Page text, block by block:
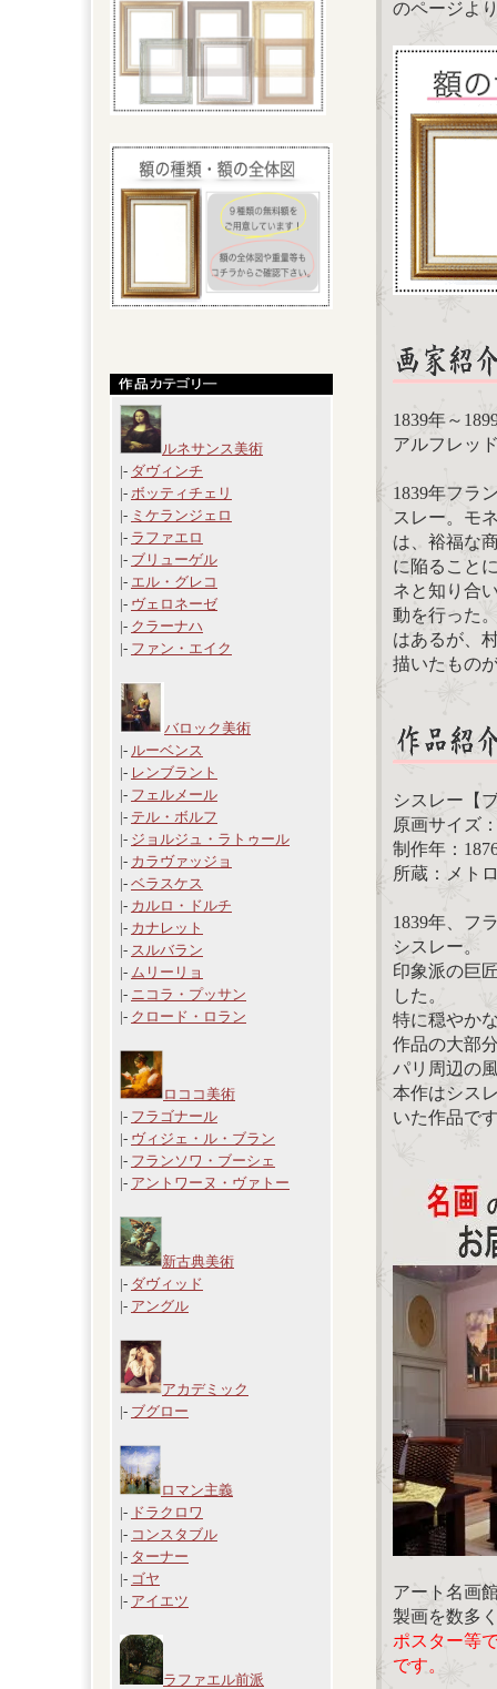
ルネサンス美術
|- ダヴィンチ
|- ボッティチェリ
|- ミケランジェロ
|- ラファエロ
|- ブリューゲル
|- エル・グレコ
|- ヴェロネーゼ
|- クラーナハ
|- ファン・エイク
バロック美術
|- ルーベンス
|- レンブラント
|- フェルメール
|- テル・ボルフ
|- ジョルジュ・ラトゥール
|- カラヴァッジョ
|- ベラスケス
|- カルロ・ドルチ
|- カナレット
|- スルバラン
|- ムリーリョ
|- ニコラ・プッサン
|- クロード・ロラン
ロココ美術
|- フラゴナール
|- ヴィジェ・ル・ブラン
|- フランソワ・ブーシェ
|- アントワーヌ・ヴァトー
新古典美術
|- ダヴィッド
|- アングル
アカデミック
|- ブグロー
ロマン主義
|- ドラクロワ
|- コンスタブル
|- ターナー
|- ゴヤ
|- アイエツ
ラファエル前派
のページよ
1839年～
アルフレッ
1839年フラ
スレー。モ
は、裕福な
に陥ること
ネと知り合
動を行った
はあるが、
描いたもの
シスレー【
原画サイズ
制作年：
所蔵：メト
1839年、フ
シスレー。
印象派の巨
した。
特に穏やか
作品の大部
パリ周辺の
本作はシス
いた作品で
アート名画
製画を数多
ポスター等
です。